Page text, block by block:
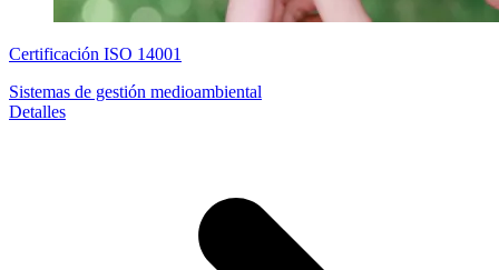
Certificación ISO 14001
Sistemas de gestión medioambiental
Detalles